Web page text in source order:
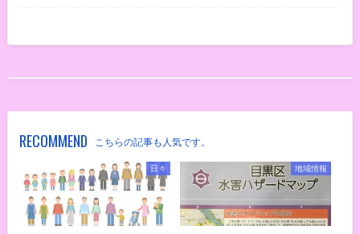
RECOMMEND こちらの記事も人気です。
日々 地域情報